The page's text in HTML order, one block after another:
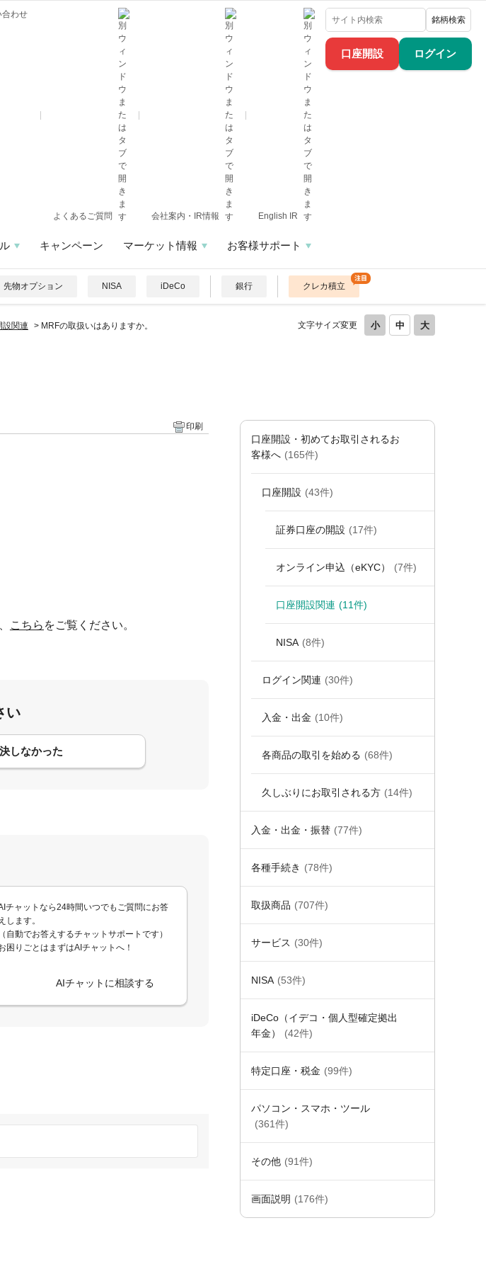
口座開設 ログイン
合わせ
よくあるご質問 会社案内・IR情報 English IR
銘柄検索
キャンペーン マーケット情報 お客様サポート
先物オプション NISA iDeCo 銀行 クレカ積立
文字サイズ変更
設関連 > MRFの取扱いはありますか。
口座開設・初めてお取引されるお
客様へ (165件)
口座開設 (43件)
証券口座の開設 (17件)
オンライン申込（eKYC） (7件)
口座開設関連 (11件)
NISA (8件)
ログイン関連 (30件)
入金・出金 (10件)
各商品の取引を始める (68件)
久しぶりにお取引される方 (14件)
入金・出金・振替 (77件)
各種手続き (78件)
取扱商品 (707件)
サービス (30件)
NISA (53件)
iDeCo（イデコ・個人型確定拠出
年金）
(42件)
特定口座・税金 (99件)
パソコン・スマホ・ツール
(361件)
その他 (91件)
画面説明 (176件)
印刷
こちら をご覧ください。
い
しなかった
チャットなら24時間いつでもご質問にお答
えします。
（自動でお答えするチャットサポートです）
困りごとはまずはAIチャットへ！
AIチャットに相談する